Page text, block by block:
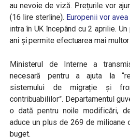
au nevoie de viză. Prețurile vor
(16 lire sterline). Europenii vor
intra în UK începând cu 2 aprilie.
ani și permite efectuarea mai
Ministerul de Interne a
necesară pentru a ajuta la
sistemului de migrație și
contribuabililor”. Departamentul
o dată pentru noile modificări,
aduce un plus de 269 de milioane
buget.